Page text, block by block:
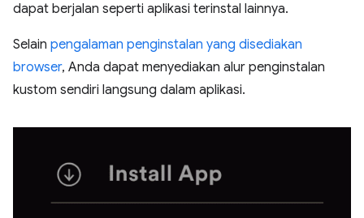
dapat berjalan seperti aplikasi terinstal lainnya.
Selain pengalaman penginstalan yang disediakan
browser, Anda dapat menyediakan alur penginstalan
kustom sendiri langsung dalam aplikasi.